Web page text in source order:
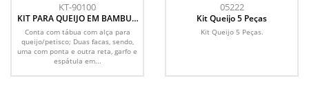
KT-90100
KIT PARA QUEIJO EM BAMBU /
MADEIRA / INOX - 5 PÇS
Conta com tábua com alça para
queijo/petisco; Duas facas, sendo,
uma com ponta e outra reta, garfo e
espátula em...
05222
Kit Queijo 5 Peças
Kit Queijo 5 Peças.